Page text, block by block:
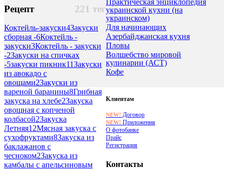
221 тег
Рецепт
Коктейль-закуски4Закуски
сборная -6Коктейль -
закуски3Коктейль - закуски
-2Закуски на спичках
-5закуски пикник11Закуски
из авокадо с
овощами2Закуски из
вареной баранины8Грибная
закуска на хлебе2Закуска
овощная с копченой
колбасой2Закуска
Летняя12Мясная закуска с
сухофруктами8Закуска из
баклажанов с
чесноком2Закуска из
камбалы с апельсиновым
украинской кухни (на
украинском)
Для начинающих
Азербайджанская кухня
Пловы
Волшебство мировой
кулинарии (АСТ)
Кофе
Клиентам
NEW! Договор
NEW! Приложения
О фотобанке
Прайс
Регистрация
Контакты